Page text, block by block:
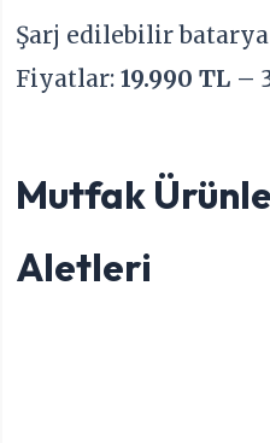
Şarj edilebilir batarya
Fiyatlar:19.990 TL –
Mutfak
Aletleri